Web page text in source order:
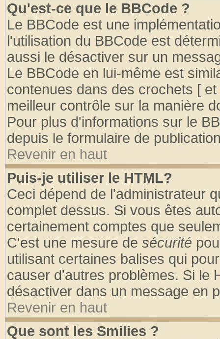
Qu'est-ce que le BBCode ?
Le BBCode est une
l'utilisation du BBCode est
aussi le désactiver sur un
Le BBCode en lui-même est
contenues dans des crochets [
meilleur contrôle sur la manière
Pour plus d'informations sur le
depuis le formulaire de
Revenir en haut
Puis-je utiliser le HTML?
Ceci dépend de l'administrateur
complet dessus. Si vous êtes
certainement comptes que
C'est une mesure de sécurité
utilisant certaines balises qui
causer d'autres problèmes. Si le
désactiver dans un message en
Revenir en haut
Que sont les Smilies ?